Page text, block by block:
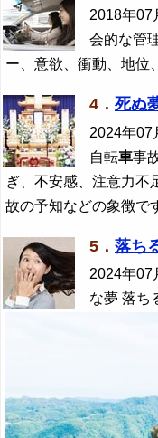
2018年07
会的な管
ー、意欲、衝動、地位
4． 死ぬ
2024年07
自転車事
ぎ、不安感、注意力不
故の予知などの象徴で
5． 落ち
2024年07
な夢 落ち